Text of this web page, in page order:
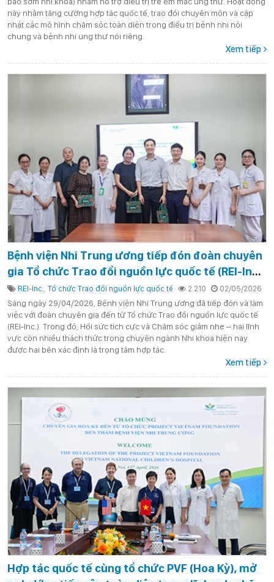
này nhằm tăng cường hợp tác quốc tế, trao đổi chuyên môn và cập
nhật các mô hình chăm sóc toàn diện trong điều trị bệnh nhi nói
chung và bệnh nhi ung thư nói riêng.
Xem tiếp
Bệnh viện Nhi Trung ương tiếp đón đoàn chuyên
gia Tổ chức Trao đổi nguồn lực quốc tế (REI-Inc.)
– Đẩy mạnh hợp tác về Hồi sức tích cực và
Chăm sóc giảm nhẹ
REI-Inc. Tổ chức Trao đổi nguồn lực quốc tế 2.210 02/05/2026
Sáng ngày 29/04/2026, Bệnh viện Nhi Trung ương đã tiếp đón và làm
việc với đoàn chuyên gia đến từ Tổ chức Trao đổi nguồn lực quốc tế
(REI-Inc.). Trong đó, Hồi sức tích cực và Chăm sóc giảm nhẹ – hai lĩnh
vực còn nhiều thách thức trong chuyên ngành Nhi khoa hiện nay
được hai bên xác định là trọng tâm hợp tác.
Xem tiếp
Hợp tác quốc tế cùng tổ chức PVF (Hoa Kỳ), mở